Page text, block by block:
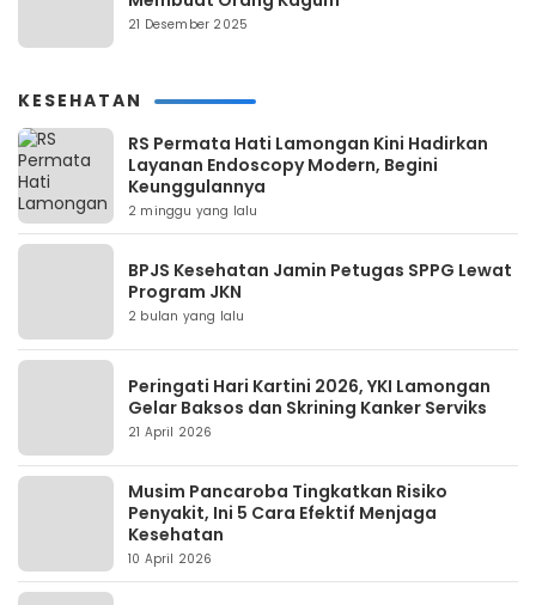
21 Desember 2025
KESEHATAN
RS Permata Hati Lamongan Kini Hadirkan
Layanan Endoscopy Modern, Begini
Keunggulannya
2 minggu yang lalu
BPJS Kesehatan Jamin Petugas SPPG Lewat
Program JKN
2 bulan yang lalu
Peringati Hari Kartini 2026, YKI Lamongan
Gelar Baksos dan Skrining Kanker Serviks
21 April 2026
Musim Pancaroba Tingkatkan Risiko
Penyakit, Ini 5 Cara Efektif Menjaga
Kesehatan
10 April 2026